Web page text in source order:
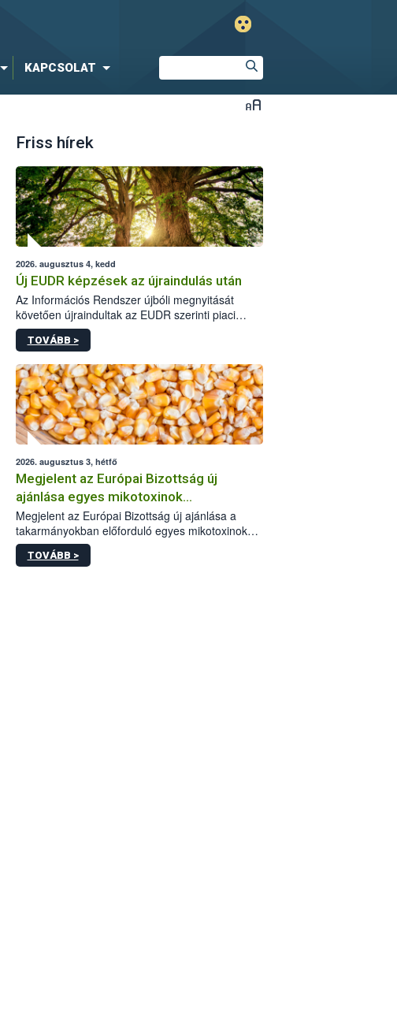
KAPCSOLAT
Friss hírek
2026. augusztus 4, kedd
Új EUDR képzések az újraindulás után
Az Információs Rendszer újbóli megnyitását
követően újraindultak az EUDR szerinti piaci
szereplőknek szóló online képzések.
TOVÁBB >
2026. augusztus 3, hétfő
Megjelent az Európai Bizottság új
ajánlása egyes mikotoxinok
takarmányokban való jelenlétéről
Megjelent az Európai Bizottság új ajánlása a
takarmányokban előforduló egyes mikotoxinokkal
kapcsolatban. A dokumentum 2027-től új
irányértékek alkalmazását írja elő, és a jelenleg
TOVÁBB >